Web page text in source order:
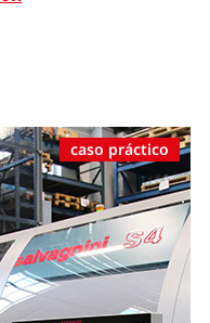
caso práctico